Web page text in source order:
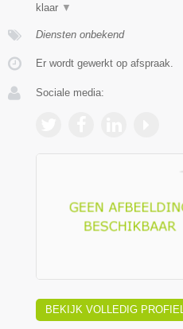
klaar ▼
Diensten onbekend
Er wordt gewerkt op afspraak.
Sociale media:
BEKIJK VOLLEDIG PROFIEL